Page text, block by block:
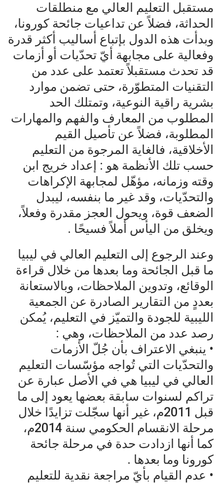
مستقبل التعليم العالي مع منطلقات
الحداثة، فضلاً عن تداعيات جائحة كورونا،
وبدأت هذه الدول بإتباع أساليب أكثر قدرة
وفعالية على مجابهة أيّ تحدّيات أو أزمات
قد تحدث مستقبلاً تعتمد على عدد من
التقنيات المتطوّرة، حتى تضمن موارد
بشرية راقية النوعية، وتمتلك الحد
المطلوب من المعارف والفهم والمهارات
المطلوبة، فضلاً عن تأصيل القيم
الأخلاقية، فالغاية المرجوة من التعليم
حسب تلك الأنظمة هو : إعداد خريج ابن
وقته وزمانه، مؤهّل لمجابهة الإكراهات
والتحدّيات، وقد غير ما بنفسه، ليبدل
الضعف قوة، ويحول العجز مقدرة وفعلاً،
ويخلق من اليأس أملاً فسيحًا .
وعند الرجوع إلى التعليم العالي في ليبيا
ما قبل الجائحة وما بعدها من خلال قراءة
الوقائع، وتدوين الملاحظات، وبالاستعانة
بعددٍ من التقارير الصادرة عن الجمعية
الليبية للجودة والتميّز في التعليم، يُمكن
رصد عدد من الملاحظات، وهي :
• ينبغي الاعتراف بأن جُلّ الأزمات
والتحدّيات التي تُواجه مؤسّسات التعليم
العالي في ليبيا هي في الأصل عبارة عن
تراكم لسنوات سابقة بعضها يعود إلى ما
قبل 2011م، غير أنها سجّلت تزايدًا خلال
مرحلة الانقسام الحكومي سنة 2014م،
كما أنها ازدادت حدة في مرحلة جائحة
كورونا وما بعدها .
• عدم القيام بأيّ مراجعة نقدية للتعليم